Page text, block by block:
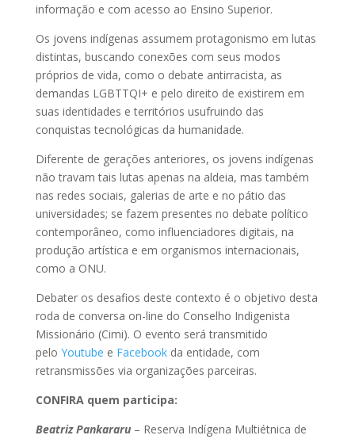
informação e com acesso ao Ensino Superior.
Os jovens indígenas assumem protagonismo em lutas
distintas, buscando conexões com seus modos
próprios de vida, como o debate antirracista, as
demandas LGBTTQI+ e pelo direito de existirem em
suas identidades e territórios usufruindo das
conquistas tecnológicas da humanidade.
Diferente de gerações anteriores, os jovens indígenas
não travam tais lutas apenas na aldeia, mas também
nas redes sociais, galerias de arte e no pátio das
universidades; se fazem presentes no debate político
contemporâneo, como influenciadores digitais, na
produção artística e em organismos internacionais,
como a ONU.
Debater os desafios deste contexto é o objetivo desta
roda de conversa on-line do Conselho Indigenista
Missionário (Cimi). O evento será transmitido
pelo Youtube e Facebookda entidade, com
retransmissões via organizações parceiras.
CONFIRA quem participa:
Beatriz Pankararu– Reserva Indígena Multiétnica de